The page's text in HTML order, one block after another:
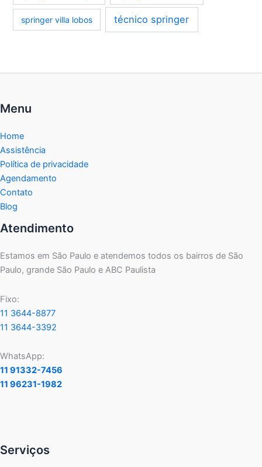
springer villa lobos técnico springer
Menu
Home
Assistência
Política de privacidade
Agendamento
Contato
Blog
Atendimento
Estamos em São Paulo e atendemos todos os bairros de São
Paulo, grande São Paulo e ABC Paulista
Fixo:
11 3644-8877
11 3644-3392
WhatsApp:
11 91332-7456
11 96231-1982
Serviços